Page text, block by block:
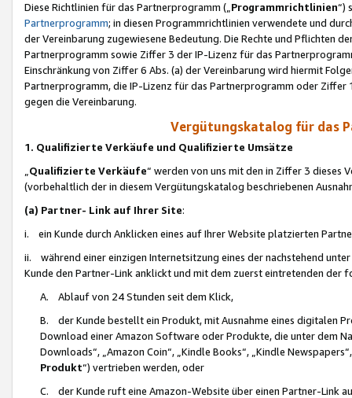
Diese Richtlinien für das Partnerprogramm („Programmrichtlinien“)
Partnerprogramm; in diesen Programmrichtlinien verwendete und
der Vereinbarung zugewiesene Bedeutung. Die Rechte und Pflichten
Partnerprogramm sowie Ziffer 3 der IP-Lizenz für das
Einschränkung von Ziffer 6 Abs. (a) der Vereinbarung wird hiermit
Partnerprogramm, die IP-Lizenz für das Partnerprogramm oder
gegen die Vereinbarung.
Vergütungskatalog für das
1. Qualifizierte Verkäufe und Qualifizierte Umsätze
Qualifizierte Verkäufe“ werden von uns mit den in Ziffer 3
(vorbehaltlich der in diesem Vergütungskatalog beschriebenen
(a) Partner- Link auf Ihrer Site:
i. ein Kunde durch Anklicken eines auf Ihrer Website platzierten
ii. während einer einzigen Internetsitzung eines der nachstehend
Kunde den Partner-Link anklickt und mit dem zuerst eintretenden der
A. Ablauf von 24 Stunden seit dem Klick,
B. der Kunde bestellt ein Produkt, mit Ausnahme eines digitalen
Download einer Amazon Software oder Produkte, die unter dem
Downloads“, „Amazon Coin“, „Kindle Books“, „Kindle
Produkt“) vertrieben werden, oder
C. der Kunde ruft eine Amazon-Website über einen Partner-Link